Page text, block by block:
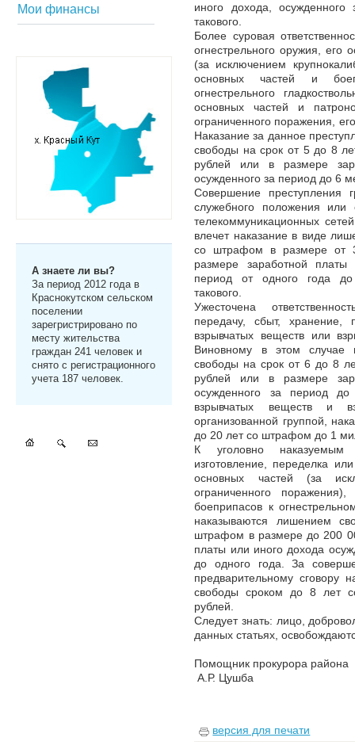
Мои финансы
А знаете ли вы?
За период 2012 года в
Краснокутском сельском
поселении
зарегристрировано по
месту жительства
граждан 241 человек и
снято с регистрационного
учета 187 человек.
иного дохода,
такового.
Более суровая
огнестрельного оружия, его
(за исключением
основных частей и
огнестрельного
основных частей и
ограниченного поражения,
Наказание за данное
свободы на срок от 5 до 8
рублей или в размере
осужденного за период до 6
Совершение преступления
служебного положения
телекоммуникационных
влечет наказание в виде
со штрафом в размере от
размере заработной
период от одного года
такового.
Ужесточена
передачу, сбыт, хранение,
взрывчатых веществ или
Виновному в этом случае
свободы на срок от 6 до 8
рублей или в размере
осужденного за период
взрывчатых веществ и
организованной группой,
до 20 лет со штрафом до 1
К уголовно наказуемым
изготовление, переделка
основных частей (за
ограниченного
боеприпасов к
наказываются лишением
штрафом в размере до 200
платы или иного дохода
до одного года. За
предварительному сговору
свободы сроком до 8 лет
рублей.
Следует знать: лицо,
данных статьях,
Помощник
А.Р. Цушба
версия для печати